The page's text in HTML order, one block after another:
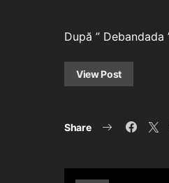
După ”
View Post
Share